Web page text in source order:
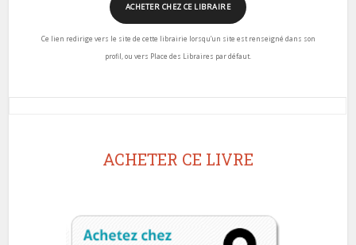
ACHETER CHEZ CE LIBRAIRE
Ce lien redirige vers le site de cette librairie lorsqu’un site est renseigné dans son
profil, ou vers Place des Libraires par défaut.
ACHETER CE LIVRE